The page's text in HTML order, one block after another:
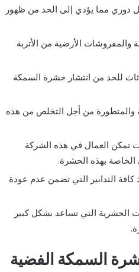
دوري مما يؤدي إلى الحد من ظهور
والمفروشات الأرضية من الأتربة
للحد من انتشار حشرة السمكة
والمتطورة من أجل التخلص من هذه
تمكن العمال في هذه الشركة
الخاصة بهذه الحشرة.
التدابير التي تضمن عدم عودة
الحشرية التي تساعد بشكل كبير
السمكة الفضية